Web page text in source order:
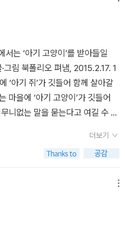
러한 기분을 느끼게 해주는 고양
다. ‘뮤즈’를 만난 것은 인생 최고
의 사례처럼 <고양이 낸시>도
었던 것은 아닐까? 어쩌면 엘렌
는 고양이가 그 주인공은 아닐
네는 작가님의 감사의 인사 같은
의 이야기 흐름에 변화를 가져오
면 돌아온 여행자 ‘헥터’의 등장
고양이 낸시와 어울리는 모습을
러움을 느낀다. 헥터는 생쥐로서
수 밖에 없는 두려움과공포를 잃
시라도 발생할지 모를 위험을 상
한다. “밖에 애들이랑 노는 저 커
낸시”, “더거씨네 딸...?”, “우리
우다다 뛰놀기도 하고, 집사에
도 한다. 세 마리가 모두 어느 날
는 나와 같은 인간 집사의 집 앞
버려진 집 앞은 무려 평범한 쥐 가
고양이! 바로 그 고양이의 새끼가
얼마나 놀랬으랴. 그럼에도 낸시
고양이 낸시의 귀여움에 홀딱
이고 만다. 아들 지미도 낸시를 보
무 귀여운 것이 아닌가! 사실 아
강의 귀여움이랄까. 그렇지만 나는
사, 그에 비해 더거 씨와 그의 아
모르는....... 고양이 낸시를 가족
결심이 아닐 수 없다.낸시의 귀여
는 ‘아기 고양이’를 받아들일
림 북폴리오 펴냄, 2015.2.17. 1
‘아기 쥐’가 깃들어 함께 살아갈
마을에 ‘아기 고양이’가 깃들어
니없는 말을 묻는다고 여길 수 있
아닌 ‘남·북녘’을 놓고도 생각
노동자’를 놓고도 생각할 수 있
날 어느 집 문 앞에 아기 쥐가 바
이 벌어질까요? 거꾸로 쥐마을
고양이가 바구니에 담긴 채 놓인
더보기